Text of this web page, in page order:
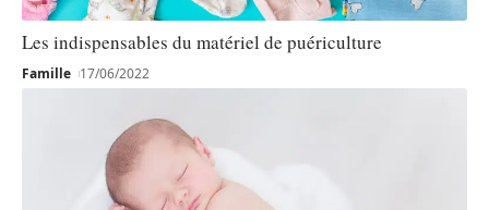
Les indispensables du matériel de puériculture
Famille 17/06/2022